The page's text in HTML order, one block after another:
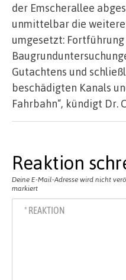
der Emscherallee
unmittelbar die
umgesetzt: Fortführung
Gutachtens und
beschädigten Kanals
Fahrbahn“, kündigt Dr.
Reaktion
Deine E-Mail-Adresse wird nicht
markiert